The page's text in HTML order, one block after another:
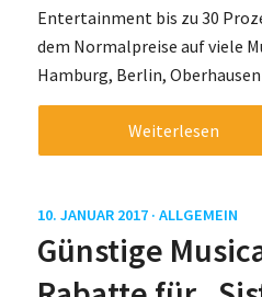
Entertainment bis zu 30
dem Normalpreise auf viele
Hamburg, Berlin,
Weiterlesen
10. JANUAR 2017 · ALLGEMEIN
Günstige